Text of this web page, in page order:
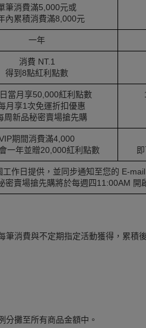
筆消費滿5,000元或
內累積消費滿8,000元
一年
消費 NT.1
得到8點紅利點數
當月享50,000紅利點數
月享1次免運折扣優惠
周新品秘密賣場搶先購
期間消費滿4,000
一年並贈20,000紅利點數
作日提供，並同步通知至您的 E-
密賣場搶先購將於每週四11:00AM 開
筆消費與不定期指定活動獲得，累積
分攤至所有商品金額中。